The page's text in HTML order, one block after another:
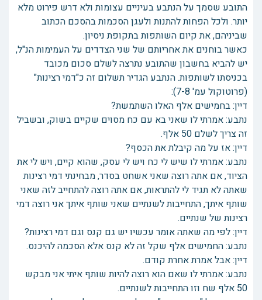
התובע שסמך על הנתבע בעיניים עצומות ולא דרש פירוט מלא
יותר. ולכל הפחות להתנות ולעגן הסכמות בהסכם הכתוב
שביניהם, את קיום השותפות בתקופת ניסיון.
כאשר בוחנים את אחריותם של שני הצדדים על העמימות הנ"ל,
יש להביא בחשבון שהתובע נתרצה לשלם סכום מכובד
בכניסתו לשותפות. הנתבע הגדיר תשלום זה כ"דמי רצינות"
(פרוטוקול עמ' 7-8):
דיין: בחמישים אלף האלו השתמשת?
נתבע: אמרתי לו שאני בא עם כח מסוים שקיים בשוק, ובשביל
זה צריך לשלם 50 אלף.
דיין: אז על מה קיבלת את הכסף?
נתבע: אמרתי לו שיש לי כח ויש לי עסק, שהוא קיים, ויש לי את
הציוד, אם אתה רוצה שאני אשחט בסדר, מבחינתי דמי רצינות
שאתה לא תגיד לי להתראות, אם אתה רוצה להתחייב לזה שאני
שותף איתך, התחייבות לשנתיים שאני שותף איתך אני רוצה דמי
רצינות של שנתיים.
דיין: לפי מה שאתה אומר עכשיו יש גם קנס וגם דמי רצינות?
נתבע: החמישים אלף שקל זה לא קנס אלא הסכמה להיכנס.
דיין: אבל אמרת אחרת קודם.
נתבע: אמרתי לו שאם הוא רוצה להיות שותף איתי אני מבקש
50 אלף שח וזו התחייבות לשנתיים.